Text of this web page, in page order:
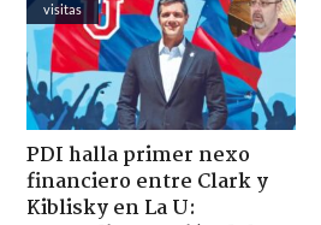
visitas
PDI halla primer nexo
financiero entre Clark y
Kiblisky en La U: